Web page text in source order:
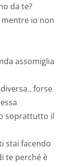
da te?
mentre io non
assomiglia
forse
soprattutto il
stai facendo
te perché è